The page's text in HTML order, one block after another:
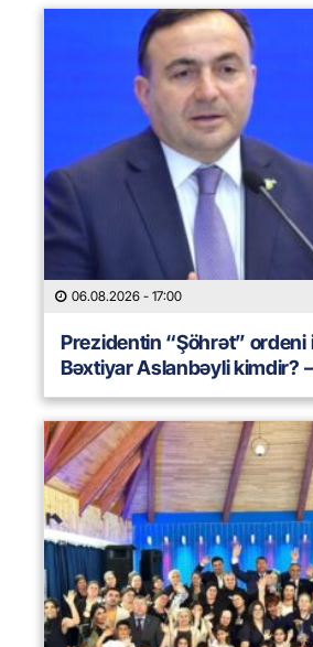
06.08.2026 - 17:00
Prezidentin “Şöhrət” ordeni
Bəxtiyar Aslanbəyli kimdir?